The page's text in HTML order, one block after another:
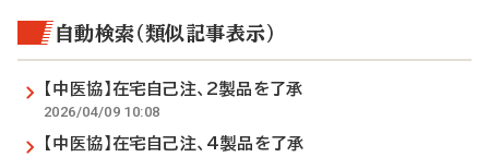
自動検索（類似記事表示）
【中医協】在宅自己注、2製品を了承
2026/04/09 10:08
【中医協】在宅自己注、4製品を了承